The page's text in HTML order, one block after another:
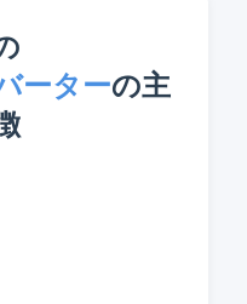
ーターの主